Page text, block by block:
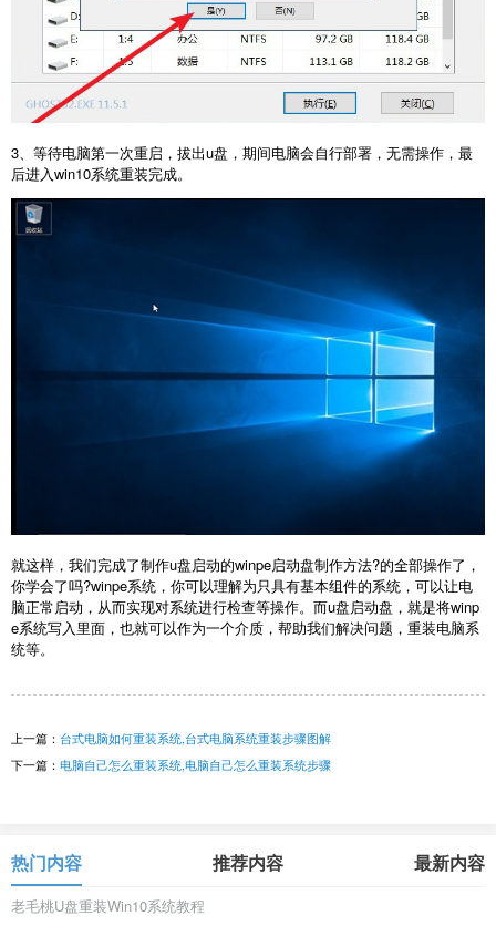
3、等待电脑第一次重启，拔出u盘，期间电脑会自行部署，无需操作，最
后进入win10系统重装完成。
就这样，我们完成了制作u盘启动的winpe启动盘制作方法?的全部操作了，
你学会了吗?winpe系统，你可以理解为只具有基本组件的系统，可以让电
脑正常启动，从而实现对系统进行检查等操作。而u盘启动盘，就是将winp
e系统写入里面，也就可以作为一个介质，帮助我们解决问题，重装电脑系
统等。
上一篇： 台式电脑如何重装系统,台式电脑系统重装步骤图解
下一篇： 电脑自己怎么重装系统,电脑自己怎么重装系统步骤
热门内容 推荐内容 最新内容
老毛桃U盘重装Win10系统教程